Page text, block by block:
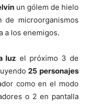
un gólem de hielo
microorganismos
a los enemigos.
luz el próximo 3 de
25 personajes
como en el modo
o 2 en pantalla